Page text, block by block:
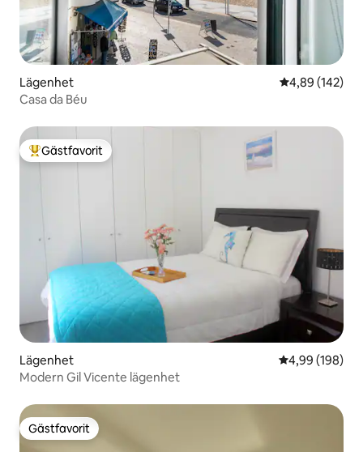
Lägenhet 4,89 av 5 i
4,89 (142)
Casa da Béu
Populär gästfavorit
Gästfavorit
Lägenhet 4,99 av 5 i
4,99 (198)
Modern Gil Vicente lägenhet
Gästfavorit
Gästfavorit